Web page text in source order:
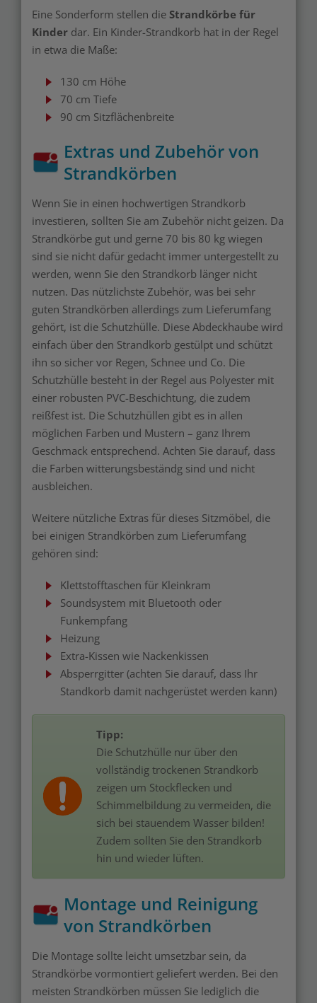
Eine Sonderform stellen die Strandkörbe für
Kinder dar. Ein Kinder-Strandkorb hat in der Regel
in etwa die Maße:
130 cm Höhe
70 cm Tiefe
90 cm Sitzflächenbreite
Extras und Zubehör von
Strandkörben
Wenn Sie in einen hochwertigen Strandkorb
investieren, sollten Sie am Zubehör nicht geizen. Da
Strandkörbe gut und gerne 70 bis 80 kg wiegen
sind sie nicht dafür gedacht immer untergestellt zu
werden, wenn Sie den Strandkorb länger nicht
nutzen. Das nützlichste Zubehör, was bei sehr
guten Strandkörben allerdings zum Lieferumfang
gehört, ist die Schutzhülle. Diese Abdeckhaube wird
einfach über den Strandkorb gestülpt und schützt
ihn so sicher vor Regen, Schnee und Co. Die
Schutzhülle besteht in der Regel aus Polyester mit
einer robusten PVC-Beschichtung, die zudem
reißfest ist. Die Schutzhüllen gibt es in allen
möglichen Farben und Mustern – ganz Ihrem
Geschmack entsprechend. Achten Sie darauf, dass
die Farben witterungsbeständg sind und nicht
ausbleichen.
Weitere nützliche Extras für dieses Sitzmöbel, die
bei einigen Strandkörben zum Lieferumfang
gehören sind:
Klettstofftaschen für Kleinkram
Soundsystem mit Bluetooth oder
Funkempfang
Heizung
Extra-Kissen wie Nackenkissen
Absperrgitter (achten Sie darauf, dass Ihr
Standkorb damit nachgerüstet werden kann)
Tipp:
Die Schutzhülle nur über den
vollständig trockenen Strandkorb
zeigen um Stockflecken und
Schimmelbildung zu vermeiden, die
sich bei stauendem Wasser bilden!
Zudem sollten Sie den Strandkorb
hin und wieder lüften.
Montage und Reinigung
von Strandkörben
Die Montage sollte leicht umsetzbar sein, da
Strandkörbe vormontiert geliefert werden. Bei den
meisten Strandkörben müssen Sie lediglich die